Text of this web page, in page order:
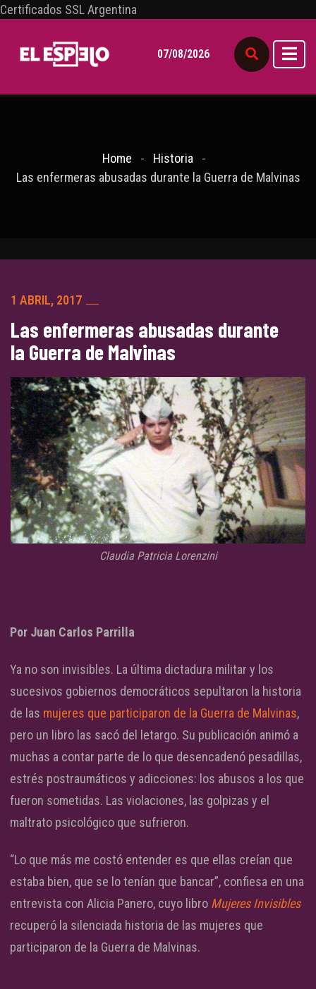
Certificados SSL Argentina
07/08/2026
Home
Historia
Las enfermeras abusadas durante la Guerra de Malvinas
1 ABRIL, 2017
Las enfermeras abusadas durante
la Guerra de Malvinas
Claudia Patricia Lorenzini
Por Juan Carlos Parrilla
Ya no son invisibles. La última dictadura militar y los
sucesivos gobiernos democráticos sepultaron la historia
de las mujeres que participaron de la Guerra de Malvinas,
pero un libro las sacó del letargo. Su publicación animó a
muchas a contar parte de lo que desencadenó pesadillas,
estrés postraumáticos y adicciones: los abusos a los que
fueron sometidas. Las violaciones, las golpizas y el
maltrato psicológico que sufrieron.
“Lo que más me costó entender es que ellas creían que
estaba bien, que se lo tenían que bancar”, confiesa en una
entrevista con Alicia Panero, cuyo libro Mujeres Invisibles
recuperó la silenciada historia de las mujeres que
participaron de la Guerra de Malvinas.